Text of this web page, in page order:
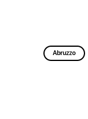
Abruzzo